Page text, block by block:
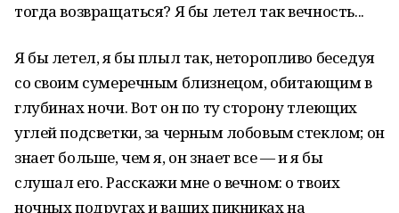
тогда возвращаться? Я бы летел так вечность...
Я бы летел, я бы плыл так, неторопливо беседуя
со своим сумеречным близнецом, обитающим в
глубинах ночи. Вот он по ту сторону тлеющих
углей подсветки, за черным лобовым стеклом; он
знает больше, чем я, он знает все — и я бы
слушал его. Расскажи мне о вечном: о твоих
ночных подругах и ваших пикниках на